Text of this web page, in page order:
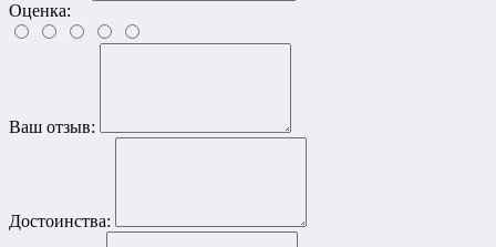
Оценка:
Ваш отзыв:
Достоинства: